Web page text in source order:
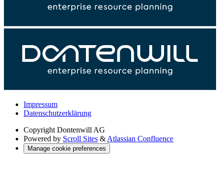
Impressum
Datenschutzerklärung
Copyright Dontenwill AG
Powered by Scroll Sites & Atlassian Confluence
Manage cookie preferences